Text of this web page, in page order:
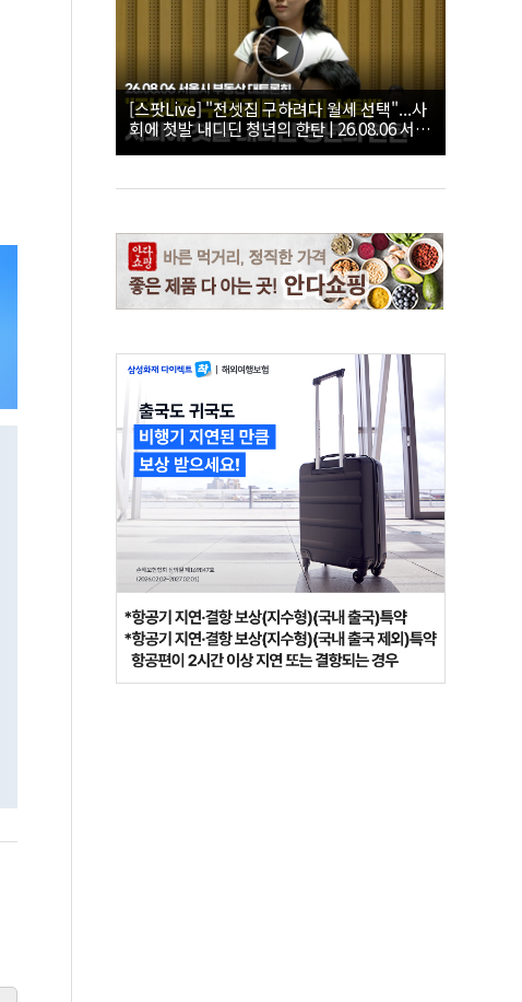
[스팟Live] "전셋집 구하려다 월세 선택"...사
회에 첫발 내디딘 청년의 한탄 | 26.08.06 서울
시 부동산 대토론회